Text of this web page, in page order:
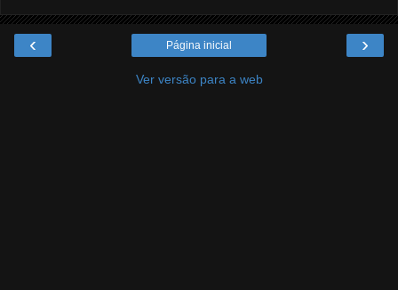
‹ ›
Página inicial
Ver versão para a web